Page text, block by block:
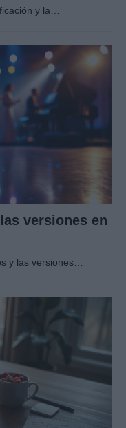
y la…
versiones en
y las versiones…